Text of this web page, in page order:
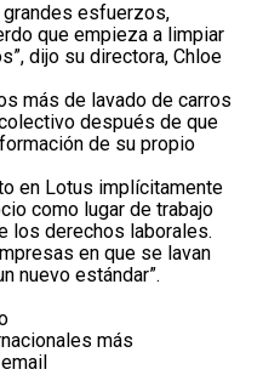
esfuerzos,
que empieza a limpiar
dijo su directora, Chloe
más de lavado de carros
después de que
de su propio
en Lotus implícitamente
como lugar de trabajo
los derechos laborales.
en que se lavan
nuevo estándar”.
más